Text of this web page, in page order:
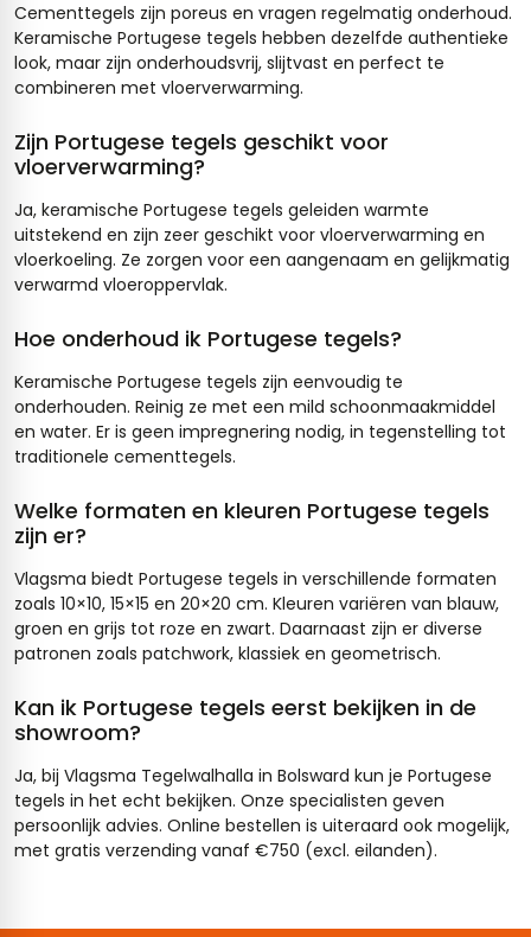
Cementtegels zijn poreus en vragen regelmatig onderhoud.
Keramische Portugese tegels hebben dezelfde authentieke
look, maar zijn onderhoudsvrij, slijtvast en perfect te
combineren met vloerverwarming.
Zijn Portugese tegels geschikt voor
vloerverwarming?
Ja, keramische Portugese tegels geleiden warmte
uitstekend en zijn zeer geschikt voor vloerverwarming en
vloerkoeling. Ze zorgen voor een aangenaam en gelijkmatig
verwarmd vloeroppervlak.
Hoe onderhoud ik Portugese tegels?
Keramische Portugese tegels zijn eenvoudig te
onderhouden. Reinig ze met een mild schoonmaakmiddel
en water. Er is geen impregnering nodig, in tegenstelling tot
traditionele cementtegels.
Welke formaten en kleuren Portugese tegels
zijn er?
Vlagsma biedt Portugese tegels in verschillende formaten
zoals 10×10, 15×15 en 20×20 cm. Kleuren variëren van blauw,
groen en grijs tot roze en zwart. Daarnaast zijn er diverse
patronen zoals patchwork, klassiek en geometrisch.
Kan ik Portugese tegels eerst bekijken in de
showroom?
Ja, bij Vlagsma Tegelwalhalla in Bolsward kun je Portugese
tegels in het echt bekijken. Onze specialisten geven
persoonlijk advies. Online bestellen is uiteraard ook mogelijk,
met gratis verzending vanaf €750 (excl. eilanden).